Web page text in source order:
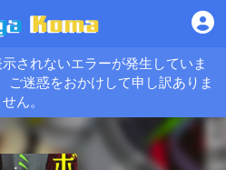
されないエラーが発生していま
ご迷惑をおかけして申し訳ありま
せん。